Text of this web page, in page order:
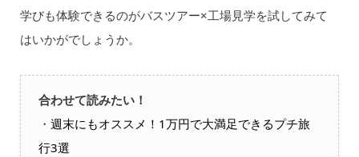
学びも体験できるのがバスツアー×工場見学を試してみて
はいかがでしょうか。
合わせて読みたい！
・週末にもオススメ！1万円で大満足できるプチ旅
行3選